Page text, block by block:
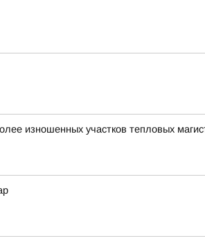
изношенных участков тепловых